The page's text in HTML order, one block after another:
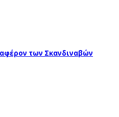
των Σκανδιναβών